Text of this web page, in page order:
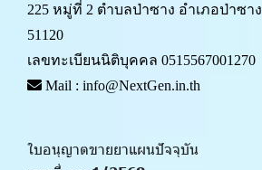
225 หมู่ที่ 2 ตำบลป่าซาง อำเภอป่าซา
51120
เลขทะเบียนนิติบุคคล 0515567001270
Mail : info@NextGen.in.th
ใบอนุญาตขายยาแผนปัจจุบัน